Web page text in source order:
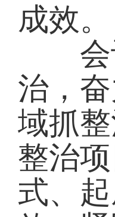
成效。
会议
治，
域抓
整治
式、